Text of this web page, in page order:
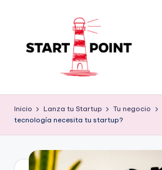
contenido
Inicio Lanza tu Startup Tu negocio
tecnología necesita tu startup?